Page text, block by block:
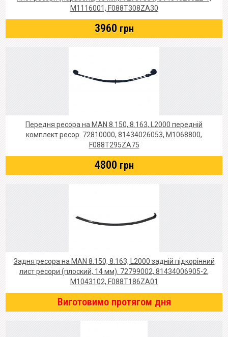
M1116001, F088T308ZA30
3960 грн
Передня ресора на MAN 8.150, 8.163, L2000 передній
комплект ресор. 72810000, 81434026053, M1068800,
F088T295ZA75
4800 грн
Задня ресора на MAN 8.150, 8.163, L2000 задній підкорінний
лист ресори (плоский, 14 мм). 72799002, 81434006905-2,
M1043102, F088T186ZA01
Виготовимо протягом дня